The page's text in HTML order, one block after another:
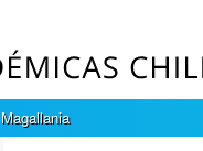
Magallania